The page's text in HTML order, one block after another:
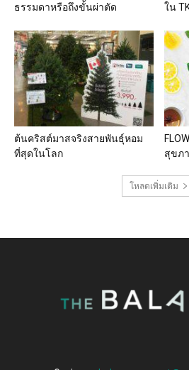
ธรรมดาหรือถึงขั้นผ่าตัด
ใน
ต้นคริสต์มาสจริงสายพันธุ์หอม
ที่สุดในโลก
สุขภ
โหลดเพิ่มเติม